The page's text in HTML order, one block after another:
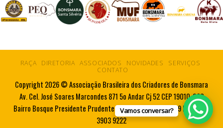
RAÇA DIRETORIA ASSOCIADOS NOVIDADES
SERVIÇOS
CONTATO
Copyright 2026 © Associação Brasileira dos Criadores de Bonsmara
Av. Cel. José Soares Marcondes 871 5o Andar Cj 52 CEP 19010-080
Bairro Bosque Presidente Prudente SP Tel. 55 18 3223 5719 Fax. 55 18
3903 9222
Vamos conversar?